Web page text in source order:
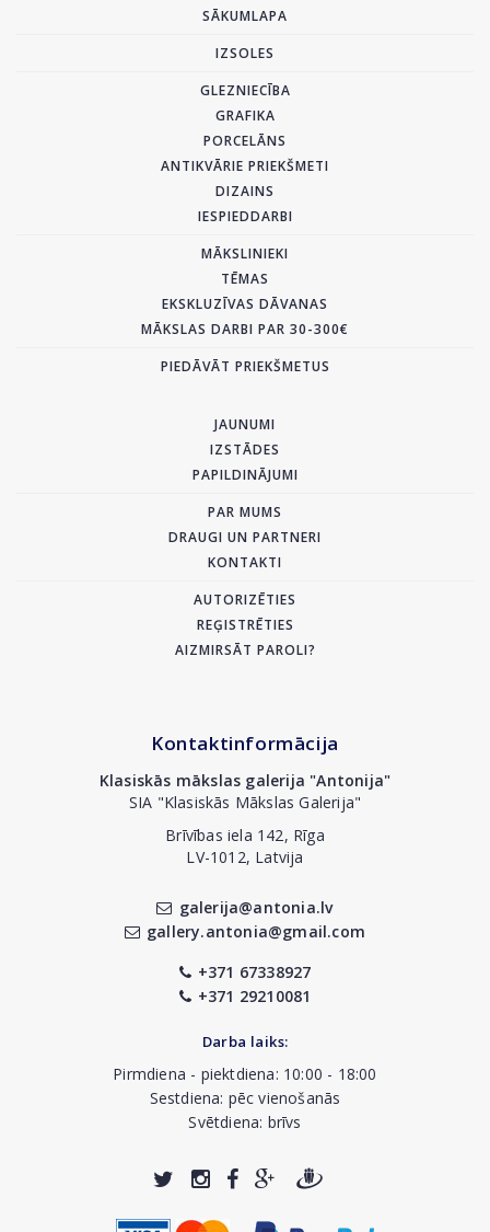
SĀKUMLAPA
IZSOLES
GLEZNIECĪBA
GRAFIKA
PORCELĀNS
ANTIKVĀRIE PRIEKŠMETI
DIZAINS
IESPIEDDARBI
MĀKSLINIEKI
TĒMAS
EKSKLUZĪVAS DĀVANAS
MĀKSLAS DARBI PAR 30-300€
PIEDĀVĀT PRIEKŠMETUS
JAUNUMI
IZSTĀDES
PAPILDINĀJUMI
PAR MUMS
DRAUGI UN PARTNERI
KONTAKTI
AUTORIZĒTIES
REĢISTRĒTIES
AIZMIRSĀT PAROLI?
Kontaktinformācija
Klasiskās mākslas galerija "Antonija"
SIA "Klasiskās Mākslas Galerija"
Brīvības iela 142, Rīga
LV-1012, Latvija
galerija@antonia.lv
gallery.antonia@gmail.com
+371 67338927
+371 29210081
Darba laiks:
Pirmdiena - piektdiena: 10:00 - 18:00
Sestdiena: pēc vienošanās
Svētdiena: brīvs